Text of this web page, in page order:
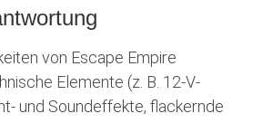
von Escape Empire
Elemente (z. B. 12-V-
und Soundeffekte, flackernde